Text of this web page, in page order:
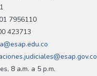
7956110
423713
8 a.m. a 5 p.m.